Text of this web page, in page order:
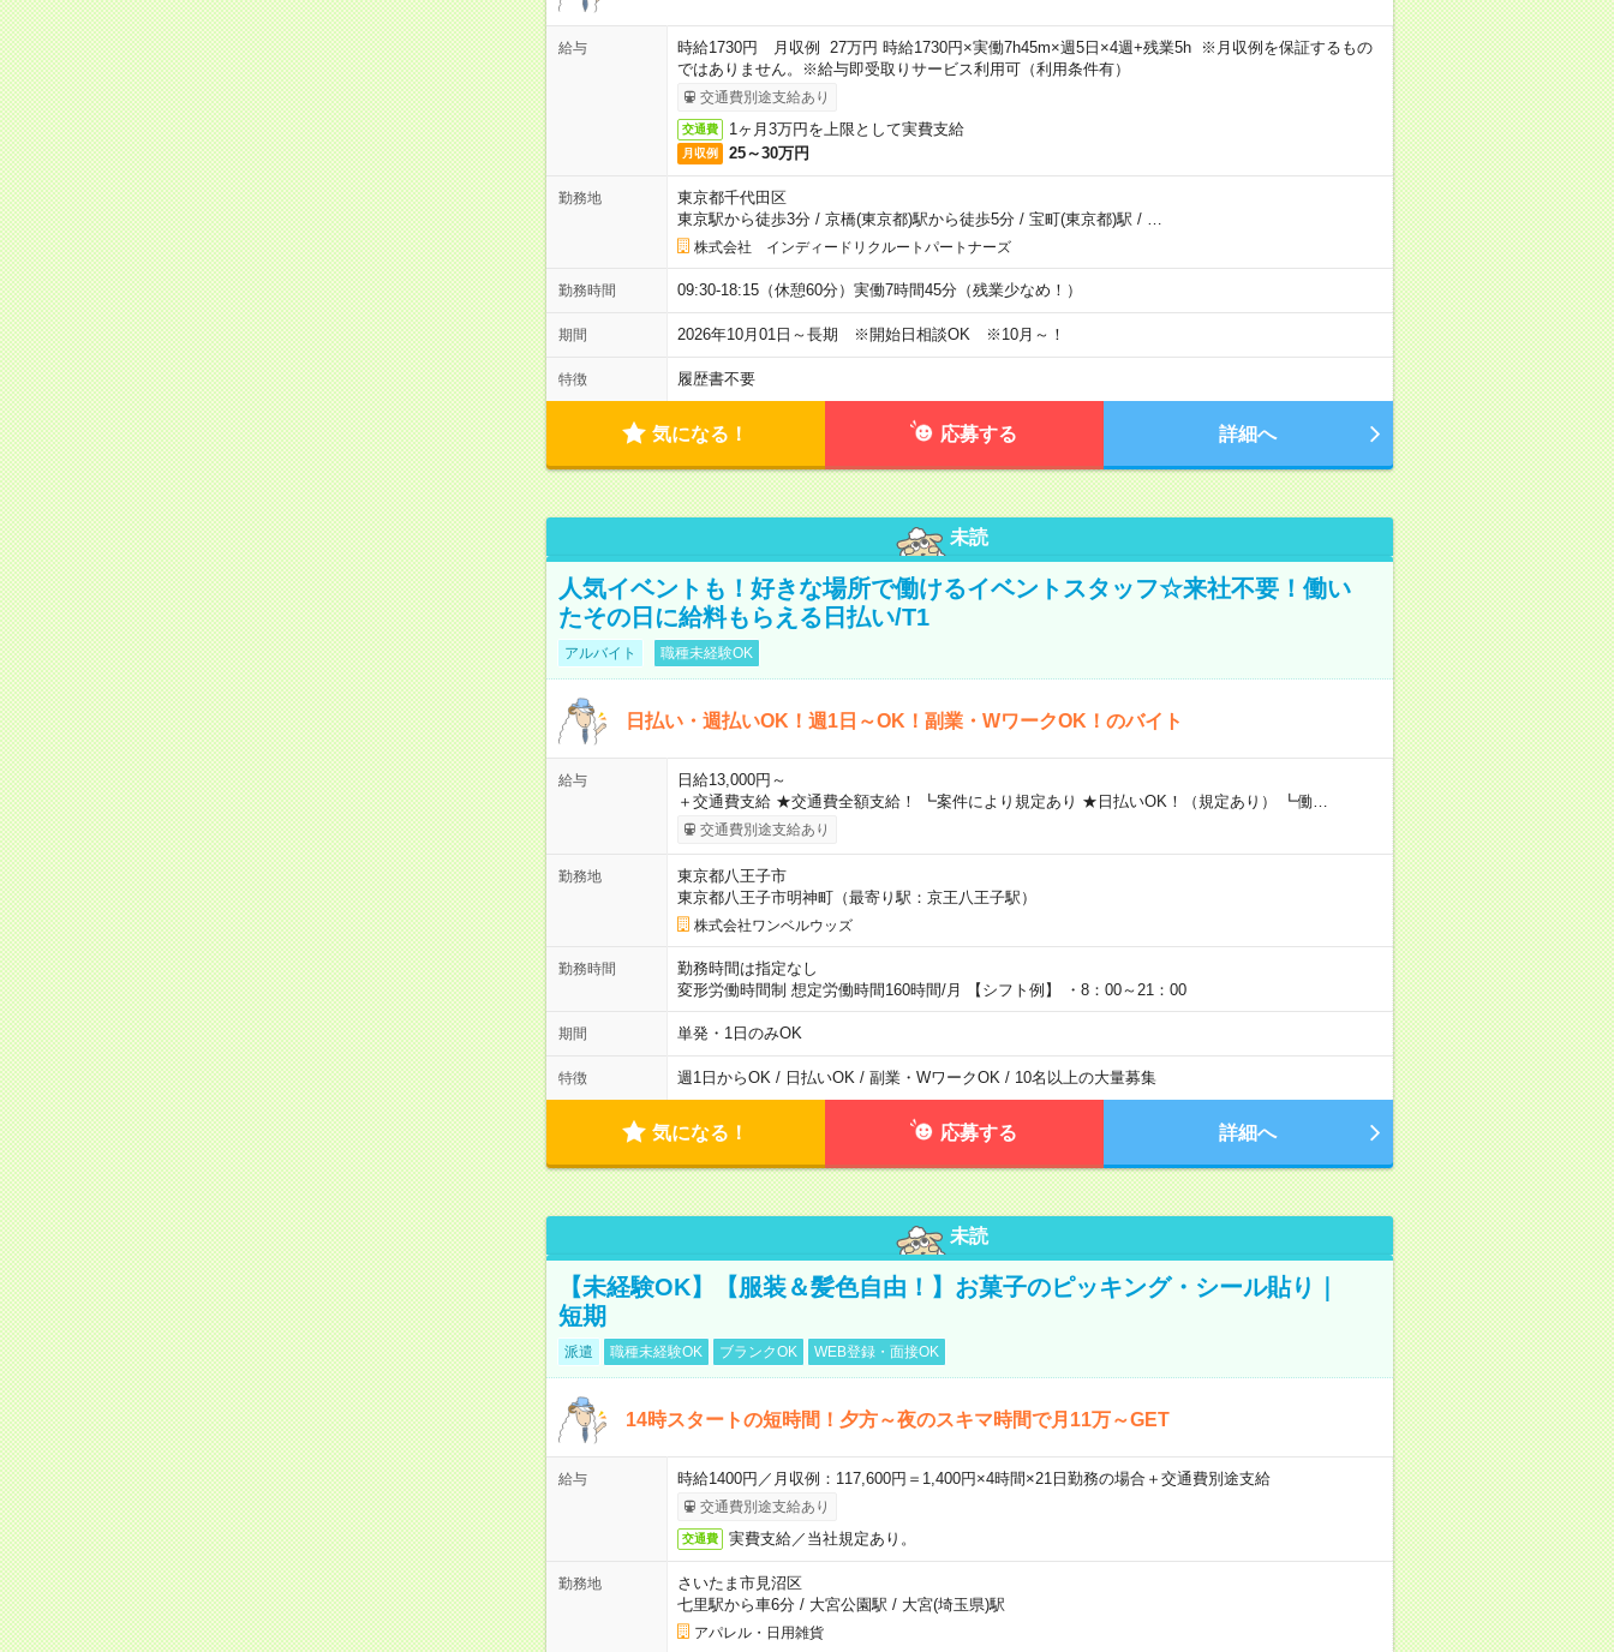
給与
時給1730円 月収例 27万円 時給1730円×実働7h45m×週5日×4週+残業5h ※月収例を保証するもの
ではありません。※給与即受取りサービス利用可（利用条件有）
交通費別途支給あり
交通費 1ヶ月3万円を上限として実費支給
月収例 25～30万円
勤務地
東京都千代田区
東京駅から徒歩3分/ 京橋(東京都)駅から徒歩5分/ 宝町(東京都)駅 /
株式会社 インディードリクルートパートナーズ
勤務時間 09:30-18:15（休憩60分）実働7時間45分（残業少なめ！）
期間 2026年10月01日～長期 ※開始日相談OK ※10月～！
特徴 履歴書不要
気になる！ 応募する 詳細へ
未読
人気イベントも！好きな場所で働けるイベントスタッフ☆来社不要！働い
たその日に給料もらえる日払い/T1
アルバイト 職種未経験OK
日払い・週払いOK！週1日～OK！副業・WワークOK！のバイト
給与
日給13,000円～
＋交通費支給 ★交通費全額支給！ ┗案件により規定あり ★日払いOK！（規定あり） ┗働…
交通費別途支給あり
勤務地
東京都八王子市
東京都八王子市明神町（最寄り駅：京王八王子駅）
株式会社ワンベルウッズ
勤務時間
勤務時間は指定なし
変形労働時間制 想定労働時間160時間/月 【シフト例】 ・8：00～21：00
期間 単発・1日のみOK
特徴 週1日からOK / 日払いOK / 副業・WワークOK / 10名以上の大量募集
気になる！ 応募する 詳細へ
未読
【未経験OK】【服装＆髪色自由！】お菓子のピッキング・シール貼り｜
短期
派遣 職種未経験OK ブランクOK WEB登録・面接OK
14時スタートの短時間！夕方～夜のスキマ時間で月11万～GET
給与 時給1400円／月収例：117,600円＝1,400円×4時間×21日勤務の場合＋交通費別途支給
交通費別途支給あり
交通費 実費支給／当社規定あり。
勤務地
さいたま市見沼区
七里駅から車6分/ 大宮公園駅 / 大宮(埼玉県)駅
アパレル・日用雑貨